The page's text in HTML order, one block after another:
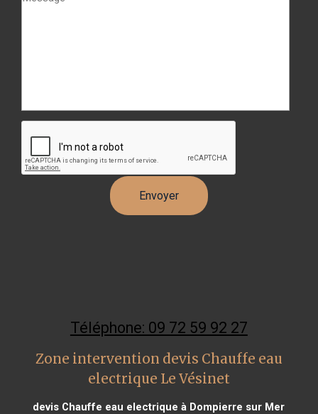
Téléphone: 09 72 59 92 27
Zone intervention devis Chauffe eau
electrique Le Vésinet
devis Chauffe eau electrique à Dompierre sur Mer